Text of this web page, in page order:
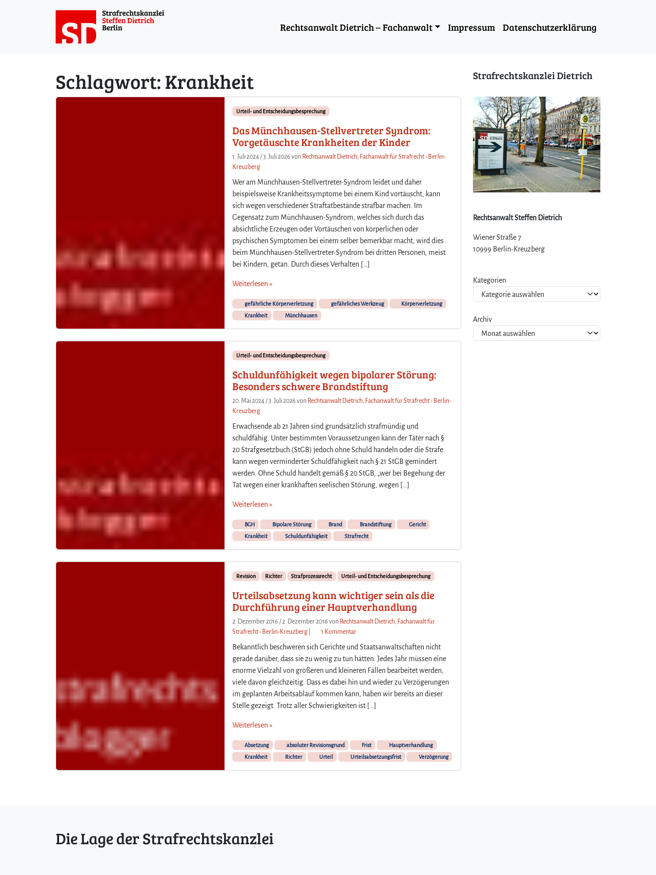
Rechtsanwalt Dietrich – Fachanwalt Impressum Datenschutzerklärung
Schlagwort:Krankheit
Urteil- und Entscheidungsbesprechung
Das Münchhausen-Stellvertreter Syndrom:
Vorgetäuschte Krankheiten der Kinder
1. Juli 2024 /3. Juli 2026 von Rechtsanwalt Dietrich, Fachanwalt für Strafrecht - Berlin-
Kreuzberg
Wer am Münchhausen-Stellvertreter-Syndrom leidet und daher
beispielsweise Krankheitssymptome bei einem Kind vortäuscht, kann
sich wegen verschiedener Straftatbestände strafbar machen. Im
Gegensatz zum Münchhausen-Syndrom, welches sich durch das
absichtliche Erzeugen oder Vortäuschen von körperlichen oder
psychischen Symptomen bei einem selber bemerkbar macht, wird dies
beim Münchhausen-Stellvertreter-Syndrom bei dritten Personen, meist
bei Kindern, getan. Durch dieses Verhalten […]
Weiterlesen »
gefährliche Körperverletzung gefährliches Werkzeug
Körperverletzung
Krankheit
Münchhausen
Urteil- und Entscheidungsbesprechung
Schuldunfähigkeit wegen bipolarer Störung:
Besonders schwere Brandstiftung
20. Mai 2024 /3. Juli 2026 von Rechtsanwalt Dietrich, Fachanwalt für Strafrecht - Berlin-
Kreuzberg
Erwachsende ab 21 Jahren sind grundsätzlich strafmündig und
schuldfähig. Unter bestimmten Voraussetzungen kann der Täter nach §
20 Strafgesetzbuch (StGB) jedoch ohne Schuld handeln oder die Strafe
kann wegen verminderter Schuldfähigkeit nach § 21 StGB gemindert
werden. Ohne Schuld handelt gemäß § 20 StGB, „wer bei Begehung der
Tat wegen einer krankhaften seelischen Störung, wegen […]
Weiterlesen »
BGH Bipolare Störung Brand Brandstiftung
Gericht
Krankheit
Schuldunfähigkeit Strafrecht
Revision Richter Strafprozessrecht Urteil- und Entscheidungsbesprechung
Urteilsabsetzung kann wichtiger sein als die
Durchführung einer Hauptverhandlung
2. Dezember 2016 /2. Dezember 2016 von Rechtsanwalt Dietrich, Fachanwalt für
Strafrecht - Berlin-Kreuzberg
1 Kommentarz
r
t
e
i
l
e
Bekanntlich beschweren sich Gerichte und Staatsanwaltschaften nicht
gerade darüber, dass sie zu wenig zu tun hätten. Jedes Jahr müssen eine
enorme Vielzahl von größeren und kleineren Fällen bearbeitet werden,
viele davon gleichzeitig. Dass es dabei hin und wieder zu Verzögerungen
im geplanten Arbeitsablauf kommen kann, haben wir bereits an dieser
Stelle gezeigt. Trotz aller Schwierigkeiten ist […]
Weiterlesen »
Absetzung absoluter Revisionsgrund Frist
Hauptverhandlung
Krankheit
Richter Urteil Urteilsabsetzungsfrist Verzögerung
Strafrechtskanzlei Dietrich
Rechtsanwalt Steffen Dietrich
Wiener Straße 7
10999 Berlin-Kreuzberg
Kategorien
Archiv
Die Lage der Strafrechtskanzlei